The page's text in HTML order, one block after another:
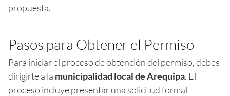
propuesta.
Pasos para Obtener el Permiso
Para iniciar el proceso de obtención del permiso, debes
dirigirte a la municipalidad local de Arequipa. El
proceso incluye presentar una solicitud formal